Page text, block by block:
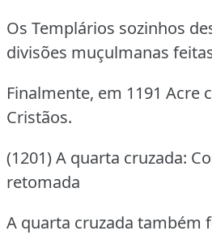
Os Templários sozinhos
divisões muçulmanas
Finalmente, em 1191 Acre
Cristãos.
(1201) A quarta cruzada:
retomada
A quarta cruzada também